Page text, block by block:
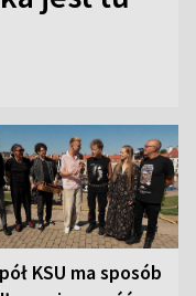
KSU ma sposób